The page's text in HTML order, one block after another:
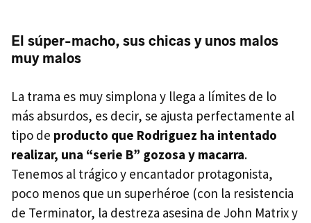
El súper-macho, sus chicas y unos malos
muy malos
La trama es muy simplona y llega a límites de lo
más absurdos, es decir, se ajusta perfectamente al
tipo de producto que Rodriguez ha intentado
realizar, una “serie B” gozosa y macarra.
Tenemos al trágico y encantador protagonista,
poco menos que un superhéroe (con la resistencia
de Terminator, la destreza asesina de John Matrix y